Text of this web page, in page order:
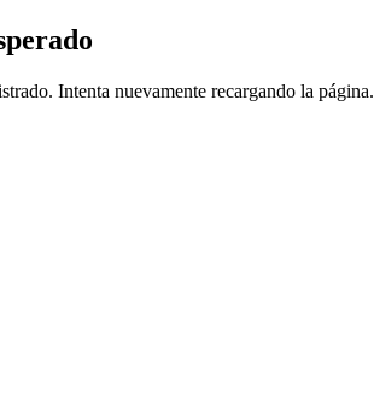
Intenta nuevamente recargando la página.